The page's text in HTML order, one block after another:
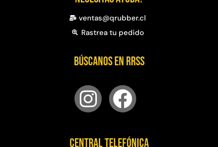
ventas@qrubber.cl
Rastrea tu pedido
Búscanos en RRSS
Central telefónica